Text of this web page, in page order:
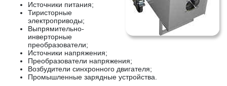
Источники питания;
Тиристорные
электроприводы;
Выпрямительно-
инверторные
преобразователи;
Источники напряжения;
Преобразователи напряжения;
Возбудители синхронного двигателя;
Промышленные зарядные устройства.